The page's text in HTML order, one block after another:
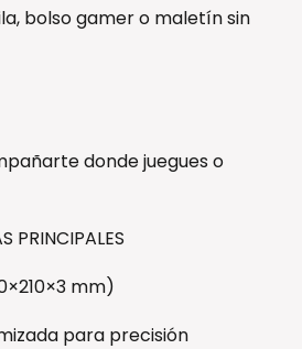
bolso gamer o maletín sin
donde juegues o
PRINCIPALES
mm)
para precisión